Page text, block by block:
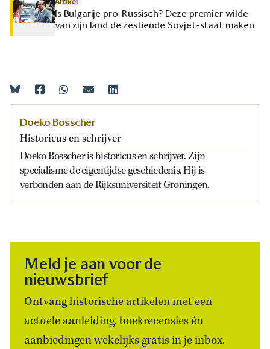
Is Bulgarije pro-Russisch? Deze premier wilde
van zijn land de zestiende Sovjet-staat maken
Doeko Bosscher
Historicus en schrijver
Doeko Bosscher is historicus en schrijver. Zijn
specialisme de eigentijdse geschiedenis. Hij is
verbonden aan de Rijksuniversiteit Groningen.
Meld je aan voor de
nieuwsbrief
Ontvang historische artikelen met een
actuele aanleiding, boekrecensies én
aanbiedingen wekelijks gratis in je inbox.